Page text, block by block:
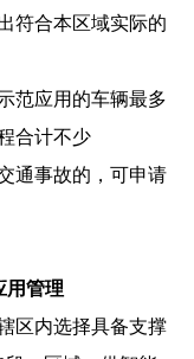
符合本区域实际的
应用的车辆最多
合计不少
通事故的，可申请
用管理
内选择具备支撑